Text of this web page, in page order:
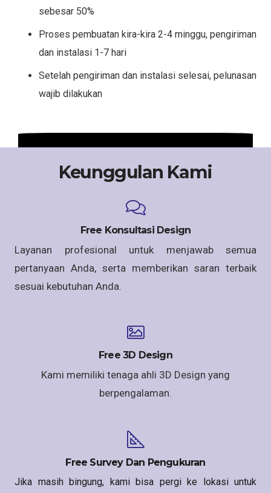
sebesar 50%
Proses pembuatan kira-kira 2-4 minggu, pengiriman
dan instalasi 1-7 hari
Setelah pengiriman dan instalasi selesai, pelunasan
wajib dilakukan
Keunggulan Kami
Free Konsultasi Design
Layanan profesional untuk menjawab semua
pertanyaan Anda, serta memberikan saran terbaik
sesuai kebutuhan Anda.
Free 3D Design
Kami memiliki tenaga ahli 3D Design yang
berpengalaman.
Free Survey Dan Pengukuran
Jika masih bingung, kami bisa pergi ke lokasi untuk